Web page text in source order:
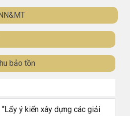
bảo tồn
ý kiến xây dựng các giải